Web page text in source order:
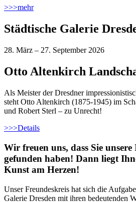
>>>mehr
Städtische Galerie
28. März – 27. September 2026
Otto Altenkirch
Als Meister der Dresdner
steht Otto Altenkirch (1875-1945) im
und Robert Sterl – zu Unrecht!
>>>Details
Wir freuen uns, dass Sie unsere
gefunden haben! Dann liegt
Kunst am Herzen!
Unser Freundeskreis hat sich die
Galerie Dresden mit ihren bedeutenden